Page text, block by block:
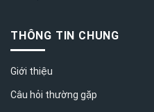
THÔNG TIN CHUNG
Giới thiệu
Câu hỏi thường gặp